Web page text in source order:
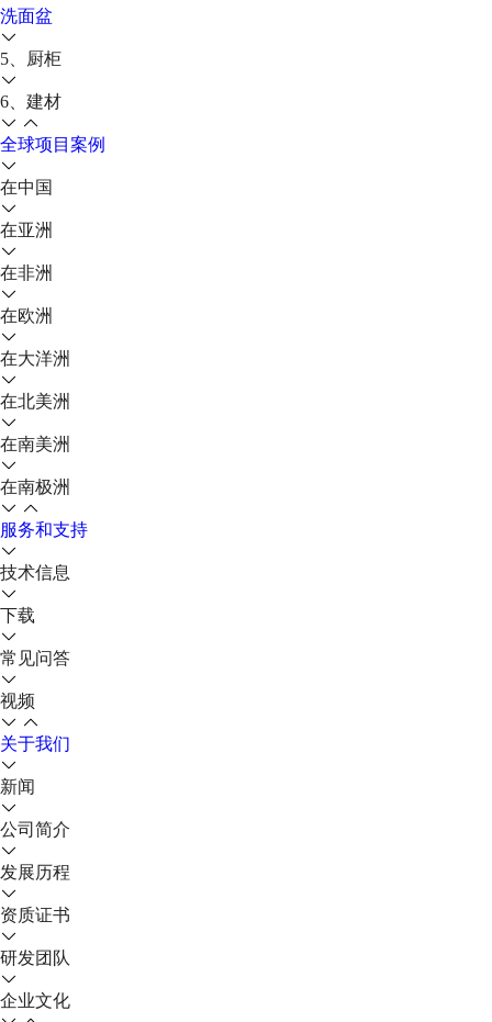
洗面盆
5、厨柜
6、建材
全球项目案例
在中国
在亚洲
在非洲
在欧洲
在大洋洲
在北美洲
在南美洲
在南极洲
服务和支持
技术信息
下载
常见问答
视频
关于我们
新闻
公司简介
发展历程
资质证书
研发团队
企业文化